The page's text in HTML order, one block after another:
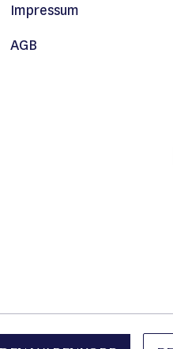
Impressum
AGB